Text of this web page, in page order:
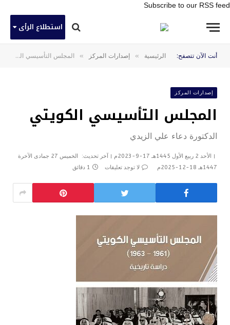
Subscribe to our RSS feed
استطلاع الرأى
أنت الآن تتصفح: الرئيسية » إصدارات المركز » المجلس التأسيسي الكويتي
إصدارات المركز
المجلس التأسيسي الكويتي
الدكتورة دعاء علي الزيدي
الأحد 2 ربيع الأول 1445هـ 17-9-2023م آخر تحديث:
الخميس 27 جمادى الآخرة
1447هـ 18-12-2025م
لا توجد تعليقات 1 دقائق